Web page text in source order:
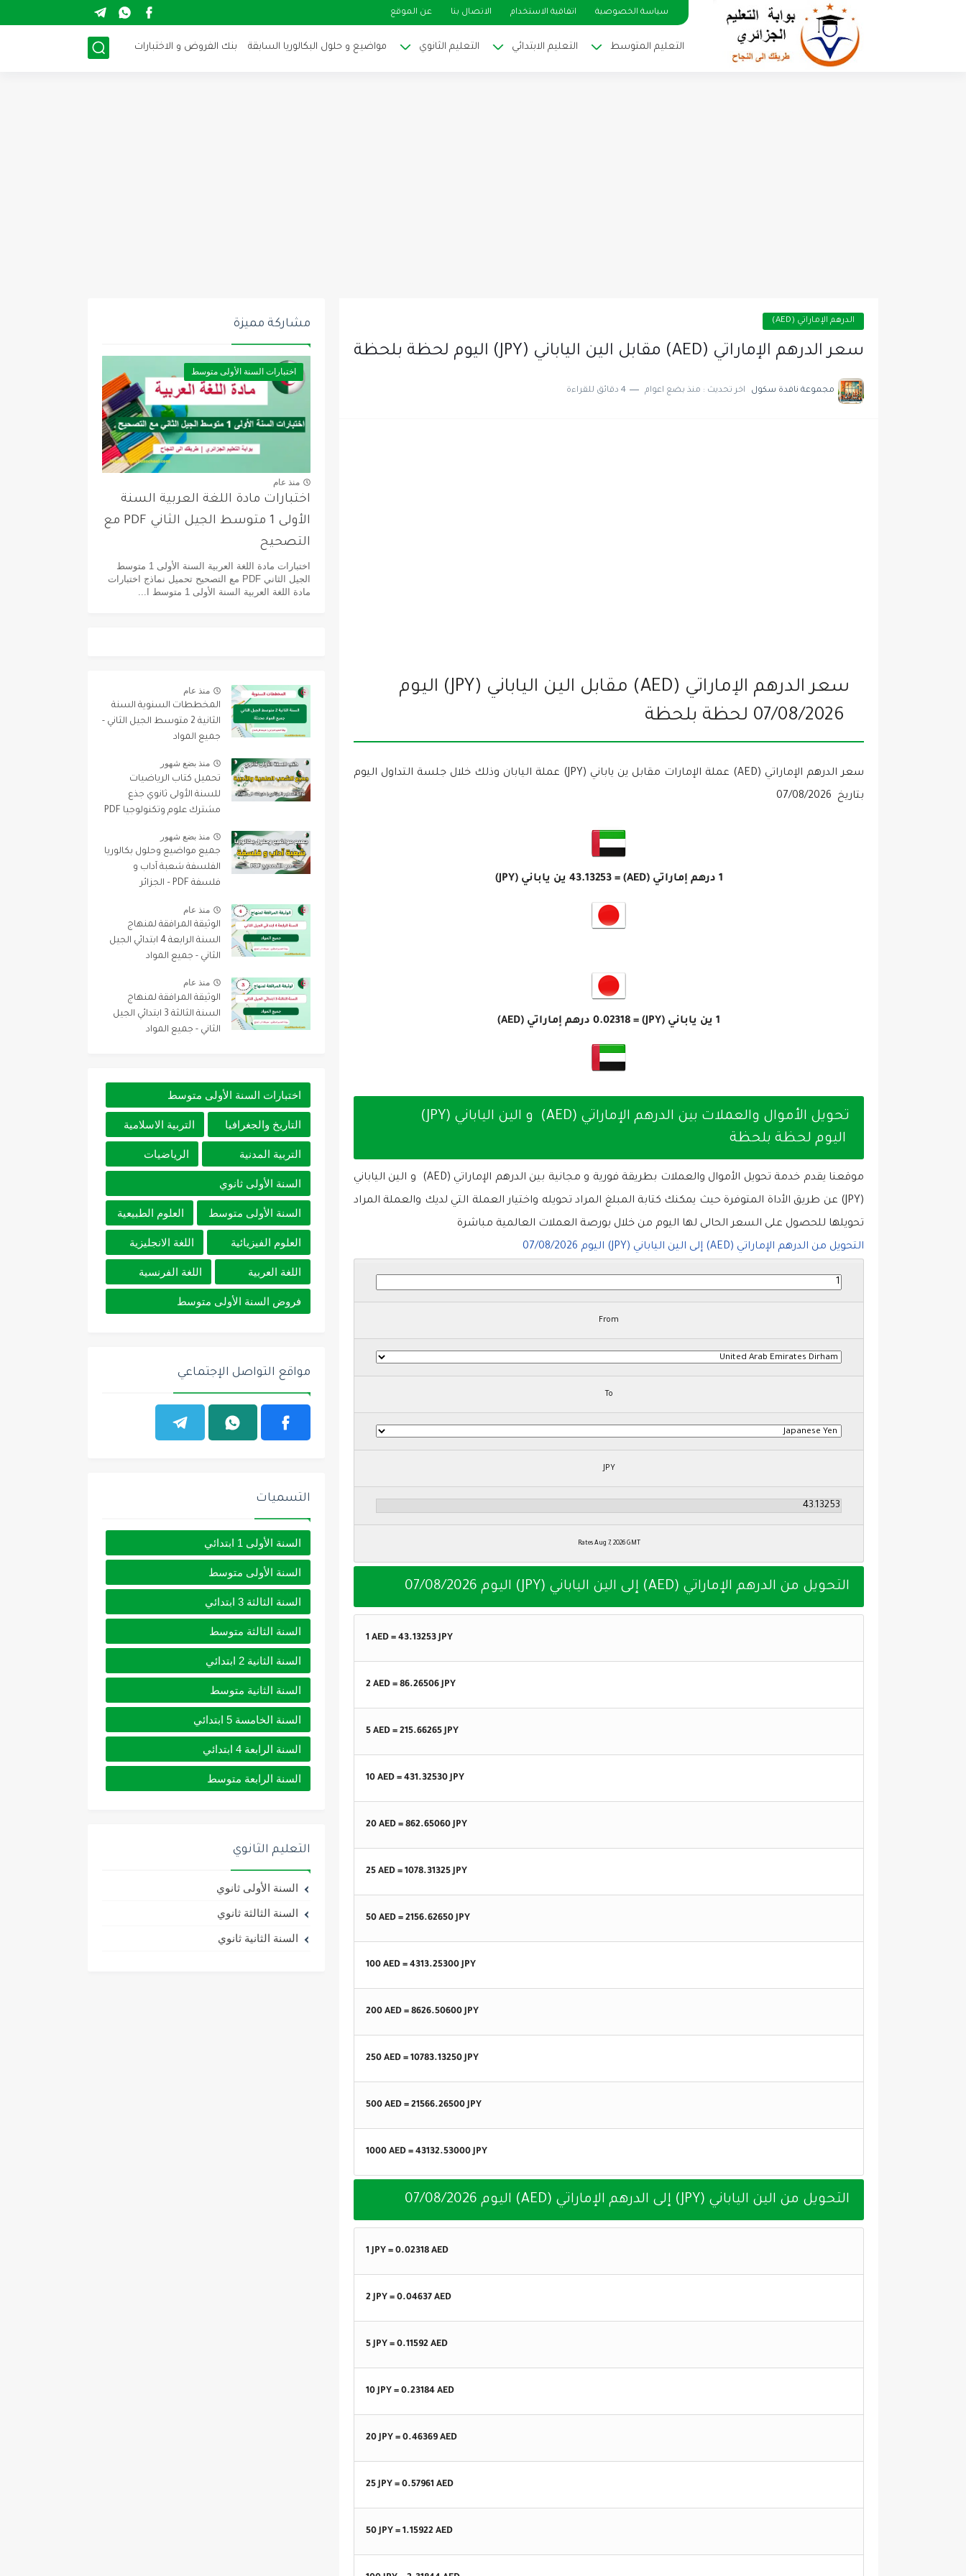
سياسة الخصوصية اتفاقية الاستخدام الاتصال بنا عن الموقع
التعليم المتوسط التعليم الابتدائي التعليم الثانوي مواضيع و حلول البكالوريا السابقة بنك الفروض و الاختبارات
الدرهم الإماراتي (AED)
سعر الدرهم الإماراتي (AED) مقابل الين الياباني (JPY) اليوم لحظة بلحظة
مجموعة نافدة سكول اخر تحديث : منذ بضع اعوام 4 دقائق للقراءة
سعر الدرهم الإماراتي (AED) مقابل الين الياباني (JPY) اليوم
07/08/2026 لحظة بلحظة
سعر الدرهم الإماراتي (AED) عملة الإمارات مقابل ين ياباني (JPY) عملة اليابان وذلك خلال جلسة التداول اليوم
بتاريخ 07/08/2026
1 درهم إماراتي (AED) = 43.13253 ين ياباني (JPY)
1 ين ياباني (JPY) = 0.02318 درهم إماراتي (AED)
تحويل الأموال والعملات بين الدرهم الإماراتي (AED) و الين الياباني (JPY)
اليوم لحظة بلحظة
موقعنا يقدم خدمة تحويل الأموال والعملات بطريقة فورية و مجانية بين الدرهم الإماراتي (AED) و الين الياباني
(JPY) عن طريق الأداة المتوفرة حيث يمكنك كتابة المبلغ المراد تحويله واختيار العملة التي لديك والعملة المراد
تحويلها للحصول على السعر الحالى لها اليوم من خلال بورصة العملات العالمية مباشرة
التحويل من الدرهم الإماراتي (AED) إلى الين الياباني (JPY) اليوم
07/08/2026
From
To
JPY
Rates Aug 7, 2026 GMT
التحويل من الدرهم الإماراتي (AED) إلى الين الياباني (JPY) اليوم 07/08/2026
1 AED = 43.13253JPY
2 AED = 86.26506JPY
5 AED = 215.66265JPY
10 AED = 431.32530JPY
20 AED = 862.65060JPY
25 AED = 1078.31325JPY
50 AED = 2156.62650JPY
100 AED = 4313.25300JPY
200 AED = 8626.50600JPY
250 AED = 10783.13250JPY
500 AED = 21566.26500JPY
1000 AED = 43132.53000JPY
التحويل من الين الياباني (JPY) إلى الدرهم الإماراتي (AED) اليوم 07/08/2026
1 JPY = 0.02318 AED
2 JPY = 0.04637 AED
5 JPY = 0.11592 AED
10 JPY = 0.23184 AED
20 JPY = 0.46369 AED
25 JPY = 0.57961 AED
50 JPY = 1.15922 AED
مشاركة مميزة
اختبارات السنة الأولى متوسط
منذ عام
اختبارات مادة اللغة العربية السنة
الأولى 1 متوسط الجيل الثاني PDF مع
التصحيح
اختبارات مادة اللغة العربية السنة الأولى 1 متوسط
الجيل الثاني PDF مع التصحيح تحميل نماذج اختبارات
مادة اللغة العربية السنة الأولى 1 متوسط ا...
منذ عام
المخططات السنوية السنة
الثانية 2 متوسط الجيل الثاني -
جميع المواد
منذ بضع شهور
تحميل كتاب الرياضيات
للسنة الأولى ثانوي جذع
مشترك علوم وتكنولوجيا PDF
منذ بضع شهور
جميع مواضيع وحلول بكالوريا
الفلسفة شعبة آداب و
فلسفة PDF – الجزائر
منذ عام
الوثيقة المرافقة لمنهاج
السنة الرابعة 4 ابتدائي الجيل
الثاني - جميع المواد
منذ عام
الوثيقة المرافقة لمنهاج
السنة الثالثة 3 ابتدائي الجيل
الثاني - جميع المواد
اختبارات السنة الأولى متوسط
التاريخ والجغرافيا التربية الاسلامية
التربية المدنية الرياضيات
السنة الأولى ثانوي
السنة الأولى متوسط العلوم الطبيعية
العلوم الفيزيائية اللغة الانجليزية
اللغة العربية اللغة الفرنسية
فروض السنة الأولى متوسط
مواقع التواصل الإجتماعي
التسميات
السنة الأولى 1 ابتدائي
السنة الأولى متوسط
السنة الثالثة 3 ابتدائي
السنة الثالثة متوسط
السنة الثانية 2 ابتدائي
السنة الثانية متوسط
السنة الخامسة 5 ابتدائي
السنة الرابعة 4 ابتدائي
السنة الرابعة متوسط
التعليم الثانوي
السنة الأولى ثانوي
السنة الثالثة ثانوي
السنة الثانية ثانوي